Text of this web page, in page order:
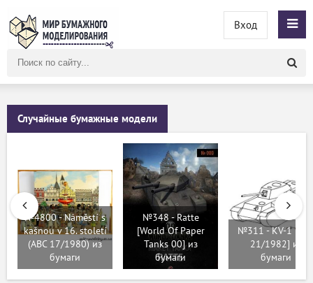
сайту
Вход
Случайные бумажные модели
№4800 - Náměstí s
kašnou v 16. století
(ABC 17/1980) из
бумаги
№348 - Ratte
[World Of Paper
Tanks 00] из
бумаги
№311 - KV-1
21/1982] из
бумаги